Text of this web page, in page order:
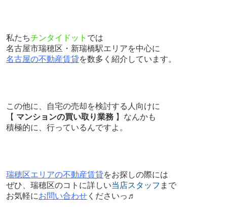
私たちチンタイドット では
名古屋市瑞穂区・新瑞橋駅エリアを中心に
名古屋の不動産賃貸を数多く紹介しています。
この他に、自宅の売却を検討する人向けに
【 マンションの買い取り業務】なんかも
積極的に、行っているんですよ。
瑞穂区エリアの不動産賃貸をお探しの際には
ぜひ、瑞穂区のコトに詳しい当店スタッフ まで
お気軽にお問い合わせくださいっ♬